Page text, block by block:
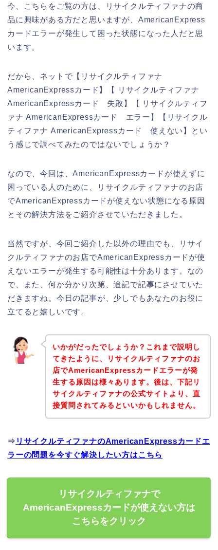
今、こちらをご覧の方は、リサイクルティファナの商
品に興味がある方だと思いますが、AmericanExpress
カードエラーが発生して困った状態になった人だと思
います。
だから、ネットで【リサイクルティファナ
AmericanExpressカード】【 リサイクルティファナ
AmericanExpressカード 失敗】【 リサイクルティフ
ァナ AmericanExpressカード エラー】【リサイクル
ティファナ AmericanExpressカード 使えない】とい
う感じで調べてみたのではないでしょうか？
なので、今回は、AmericanExpressカードが使えずに
困っている人のために、リサイクルティファナのお店
でAmericanExpressカードが使えない状態になる原因
とその解決方法をご紹介させていただきました。
当然ですが、今回ご紹介した以外の理由でも、リサイ
クルティファナのお店でAmericanExpressカードが使
えないエラーが発生する可能性は十分あります。なの
で、また、何か分かり次第、追記で記事にさせていた
だきますね。今日の記事が、少しでもあなたのお役に
立てると嬉しいです。
いかがだったでしょうか？これまで説明し
てきたように、リサイクルティファナのお
店でAmericanExpressカードエラーが発
生する原因は様々あります。後は、下記リ
サイクルティファナの公式サイトより、直
接質問されてみるといいかもしれません。
⇒ リサイクルティファナのAmericanExpressカードエ
ラーの問題を今すぐ解決したい方はこちら
リサイクルティファナで
AmericanExpressカードが使えない方は
こちらをクリック